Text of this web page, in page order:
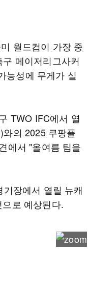
월드컵이 가장 중
메이저리그사커
능성에 무게가 실
TWO IFC에서 열
의 2025 쿠팡플
에서 "올여름 팀을
장에서 열릴 뉴캐
로 예상된다.